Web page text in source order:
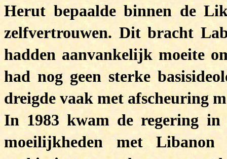
Herut bepaalde binnen de
zelfvertrouwen. Dit bracht
hadden aanvankelijk moeite
had nog geen sterke
dreigde vaak met afscheuring
In 1983 kwam de regering in
moeilijkheden met